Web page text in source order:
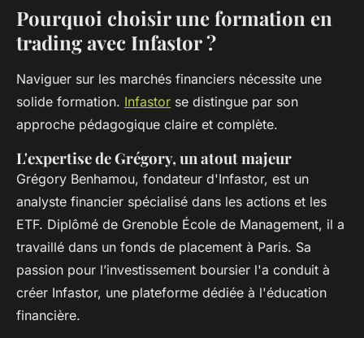
Pourquoi choisir une formation en
trading avec Infastor ?
Naviguer sur les marchés financiers nécessite une
solide formation. Infastor se distingue par son
approche pédagogique claire et complète. ​
L'expertise de Grégory, un atout majeur
Grégory Benhamou, fondateur d'Infastor, est un
analyste financier spécialisé dans les actions et les
ETF. Diplômé de Grenoble École de Management, il a
travaillé dans un fonds de placement à Paris. Sa
passion pour l’investissement boursier l'a conduit à
créer Infastor, une plateforme dédiée à l'éducation
financière. ​